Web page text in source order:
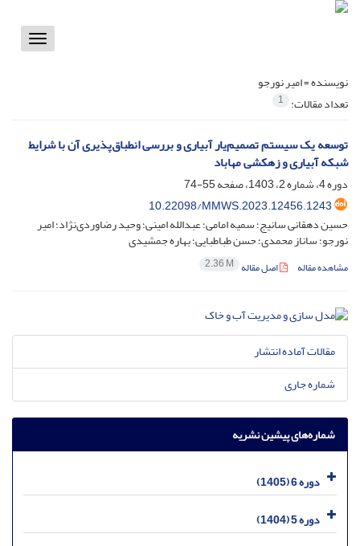
Toggle
نویسنده =امیر نورجو
تعداد مقالات: 1
توسعه یک سیستم تصمیم‌یار آبیاری و بررسی انطباق‌پذیری آن با شرایط
شبکه آبیاری و زهکشی مهاباد
دوره 4، شماره 2، 1403، صفحه
55-74
10.22098/MMWS.2023.12456.1243
حسین دهقانی سانیج؛ سمیه امامی؛ عبدالله امینی؛ وحید رضاوردی‌نژاد؛ امیر
نورجو؛ ساناز محمدی؛ حسن طباطبایی؛ بهاره جمشیدی
مشاهده مقاله اصل مقاله 2.36 M
مقالات آماده انتشار
شماره جاری
شماره‌های پیشین نشریه
دوره 6 (1405)
دوره 5 (1404)